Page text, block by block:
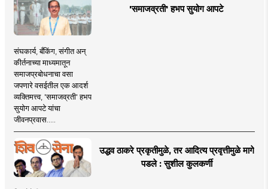
'समाजव्रती' हभप सुयोग आपटे
संघकार्य, बँकिंग, संगीत अन्
कीर्तनाच्या माध्यमातून
समाजप्रबोधनाचा वसा
जपणारे वसईतील एक आदर्श
व्यक्तिमत्त्व, 'समाजव्रती' हभप
सुयोग आपटे यांचा
जीवनप्रवास.....
उद्धव ठाकरे प्रकृतीमुळे, तर आदित्य प्रवृत्तीमुळे मागे
पडले : सुशील कुलकर्णी